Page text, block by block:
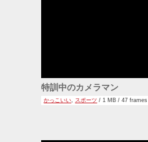
特訓中のカメラマン
かっこいい スポーツ / 1 MB / 47 frames